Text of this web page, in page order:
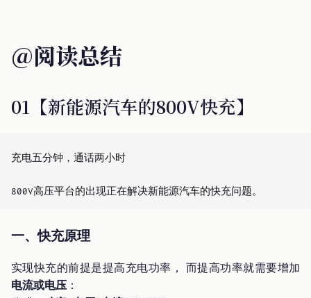
@阅读总结
01【新能源汽车的800V快充】
充电五分钟，通话两小时
一、快充原理
实现快充的前提是提高充电功率， 而提高功率就需要增加
电流或电压 ：